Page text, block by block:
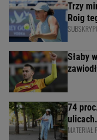
Trzy
Roig
Słaby
74
MATERIAŁ